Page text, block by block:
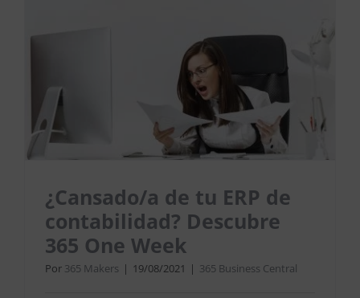
¿Cansado/a de tu ERP de
contabilidad? Descubre
365 One Week
Por 365 Makers | 19/08/2021 | 365 Business Central